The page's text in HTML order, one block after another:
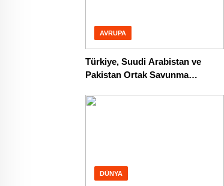
AVRUPA
Türkiye, Suudi Arabistan ve
Pakistan Ortak Savunma
DÜNYA